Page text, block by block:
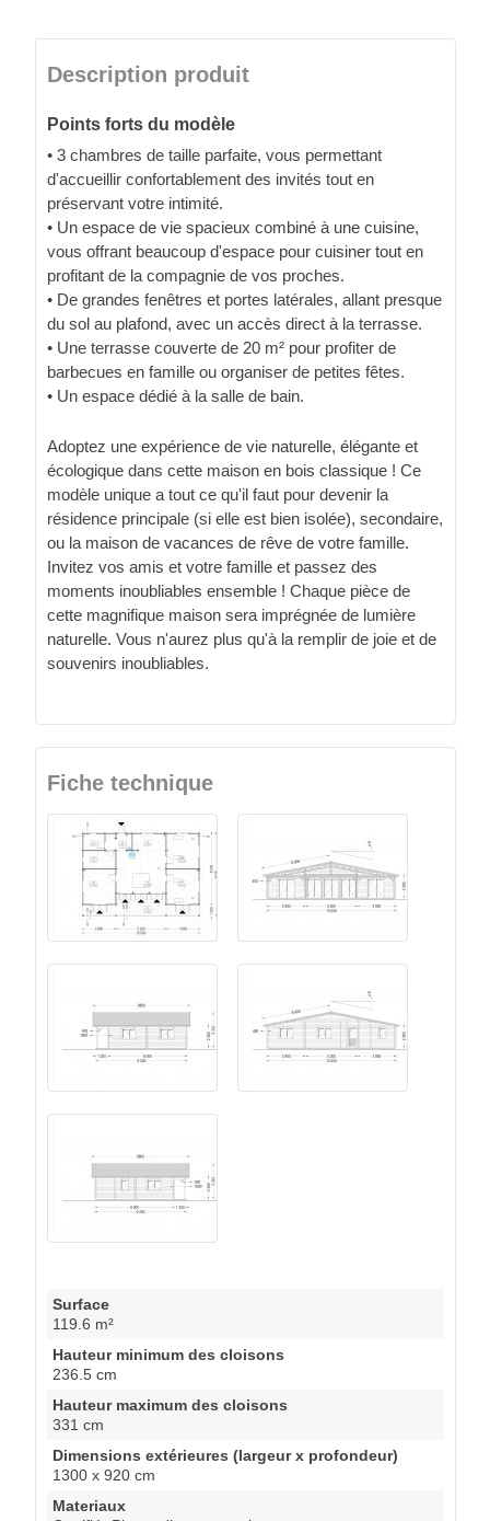
Description produit
Points forts du modèle
• 3 chambres de taille parfaite, vous permettant
d'accueillir confortablement des invités tout en
préservant votre intimité.
• Un espace de vie spacieux combiné à une cuisine,
vous offrant beaucoup d'espace pour cuisiner tout en
profitant de la compagnie de vos proches.
• De grandes fenêtres et portes latérales, allant presque
du sol au plafond, avec un accès direct à la terrasse.
• Une terrasse couverte de 20 m² pour profiter de
barbecues en famille ou organiser de petites fêtes.
• Un espace dédié à la salle de bain.
Adoptez une expérience de vie naturelle, élégante et
écologique dans cette maison en bois classique ! Ce
modèle unique a tout ce qu'il faut pour devenir la
résidence principale (si elle est bien isolée), secondaire,
ou la maison de vacances de rêve de votre famille.
Invitez vos amis et votre famille et passez des
moments inoubliables ensemble ! Chaque pièce de
cette magnifique maison sera imprégnée de lumière
naturelle. Vous n'aurez plus qu'à la remplir de joie et de
souvenirs inoubliables.
Fiche technique
Surface
119.6 m²
Hauteur minimum des cloisons
236.5 cm
Hauteur maximum des cloisons
331 cm
Dimensions extérieures (largeur x profondeur)
1300 x 920 cm
Materiaux